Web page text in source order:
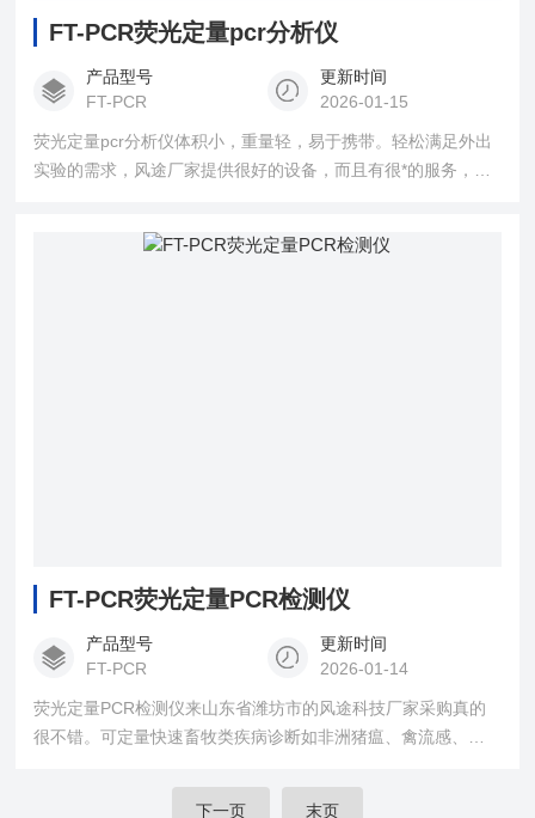
FT-PCR荧光定量pcr分析仪
产品型号
FT-PCR
更新时间
2026-01-15
荧光定量pcr分析仪体积小，重量轻，易于携带。轻松满足外出
实验的需求，风途厂家提供很好的设备，而且有很*的服务，是
FT-PCR荧光定量PCR检测仪
产品型号
FT-PCR
更新时间
2026-01-14
荧光定量PCR检测仪来山东省潍坊市的风途科技厂家采购真的
很不错。可定量快速畜牧类疾病诊断如非洲猪瘟、禽流感、猪
下一页 末页